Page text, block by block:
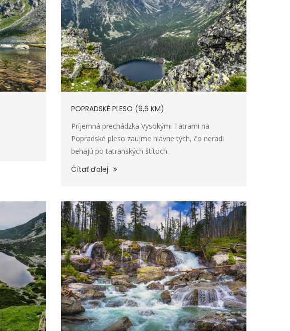
POPRADSKÉ PLESO (9,6 KM)
Príjemná prechádzka Vysokými Tatrami na
Popradské pleso zaujme hlavne tých, čo neradi
behajú po tatranských štítoch.
Čítať ďalej